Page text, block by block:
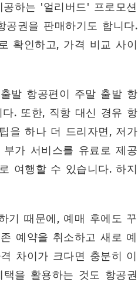
하는 '얼리버드' 프로모션
권을 판매하기도 합니다.
확인하고, 가격 비교 사이
발 항공편이 주말 출발 항
. 또한, 직항 대신 경유 항
을 하나 더 드리자면, 저가
가 서비스를 유료로 제공
여행할 수 있습니다. 하지
기 때문에, 예매 후에도 꾸
예약을 취소하고 새로 예
차이가 크다면 충분히 이
을 활용하는 것도 항공권